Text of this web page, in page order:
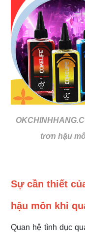
trơn hậu
Sự cần thiết
hậu môn khi
Quan hệ tình dục